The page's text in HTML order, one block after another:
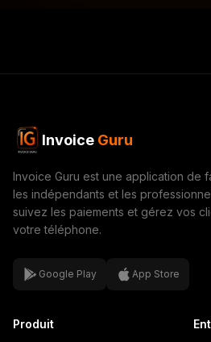
Invoice Guru
Invoice Guru est une application de
les indépendants et les
suivez les paiements et gérez vos
votre téléphone.
Google Play App Store
Produit